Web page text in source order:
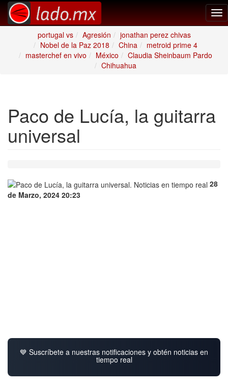
portugal vs
Agresión
jonathan perez chivas
Nobel de la Paz 2018
China
metroid prime 4
masterchef en vivo
México
Claudia Sheinbaum Pardo
Chihuahua
Paco de Lucía, la guitarra
universal
28
de Marzo, 2024 20:23
💙 Suscríbete a nuestras notificaciones y obtén noticias en
tiempo real